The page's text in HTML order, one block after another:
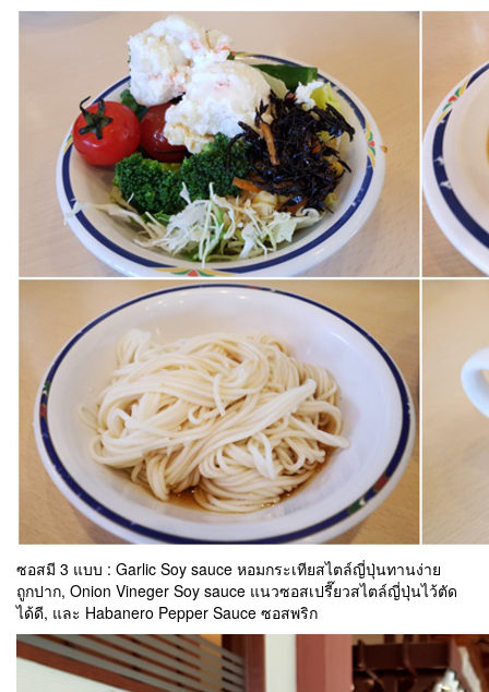
ซอสมี 3 แบบ : Garlic Soy sauce หอมกระเทียสไตล์ญี่ปุ่นทานง่าย
ถูกปาก, Onion Vineger Soy sauce แนวซอสเปรี๊ยวสไตล์ญี่ปุ่นไว้ตัด
ได้ดี, และ Habanero Pepper Sauce ซอสพริก